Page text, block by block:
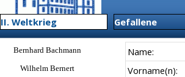
II. Weltkrieg ▼Gefallene
Menü überspringen
Bernhard Bachmann
Wilhelm Bernert
Name:
Vorname(n):